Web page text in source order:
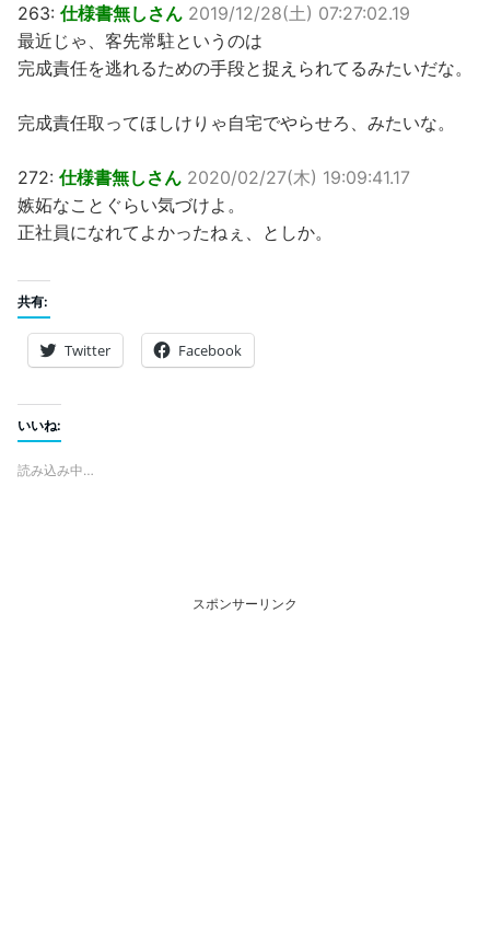
263: 仕様書無しさん 2019/12/28(土) 07:27:02.19
最近じゃ、客先常駐というのは
完成責任を逃れるための手段と捉えられてるみたいだな。
完成責任取ってほしけりゃ自宅でやらせろ、みたいな。
272: 仕様書無しさん 2020/02/27(木) 19:09:41.17
嫉妬なことぐらい気づけよ。
正社員になれてよかったねぇ、としか。
共有:
Twitter Facebook
いいね:
読み込み中…
スポンサーリンク